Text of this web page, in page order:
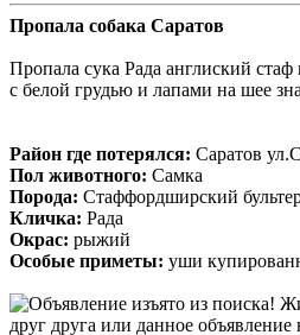
Пропала собака Саратов
Пропала сука Рада англиский стаф
с белой грудью и лапами на шее
Район где потерялся: Саратов
Пол животного: Самка
Порода: Стаффордширский
Кличка: Рада
Окрас: рыжий
Особые приметы: уши